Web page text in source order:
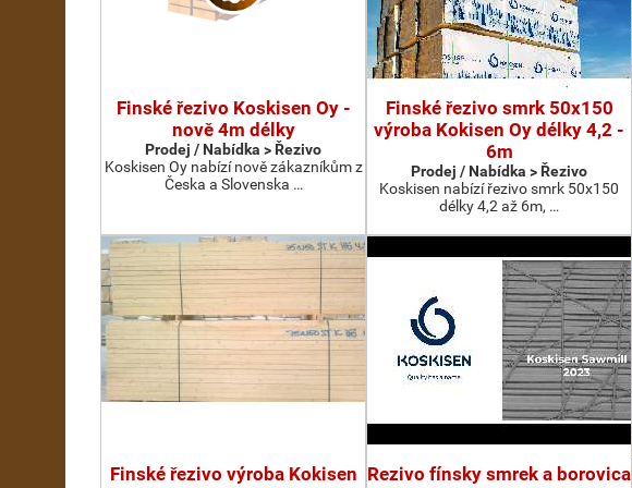
Finské řezivo Koskisen Oy -
nově 4m délky
Prodej / Nabídka > Řezivo
Koskisen Oy nabízí nově zákazníkům z
Česka a Slovenska …
Finské řezivo smrk 50x150
výroba Kokisen Oy délky 4,2 -
6m
Prodej / Nabídka > Řezivo
Koskisen nabízí řezivo smrk 50x150
délky 4,2 až 6m, …
Finské řezivo výroba Kokisen Rezivo fínsky smrek a borovica